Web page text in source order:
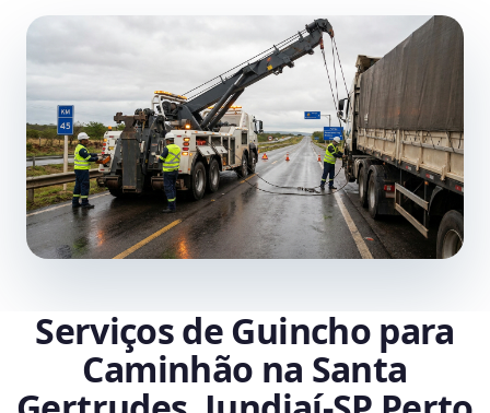
Serviços de Guincho para
Caminhão na Santa